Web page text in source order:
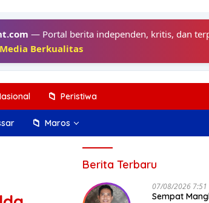
— Portal berita independen, kritis, dan
Berkualitas
📁 Peristiwa
📁 Maros
Berita Terbaru
07/08/2026 7:51
Sempat